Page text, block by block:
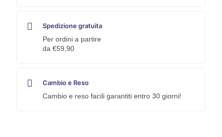
Spedizione gratuita
Per ordini a partire
da €59,90
Cambio e Reso
Cambio e reso facili garantiti entro 30 giorni!